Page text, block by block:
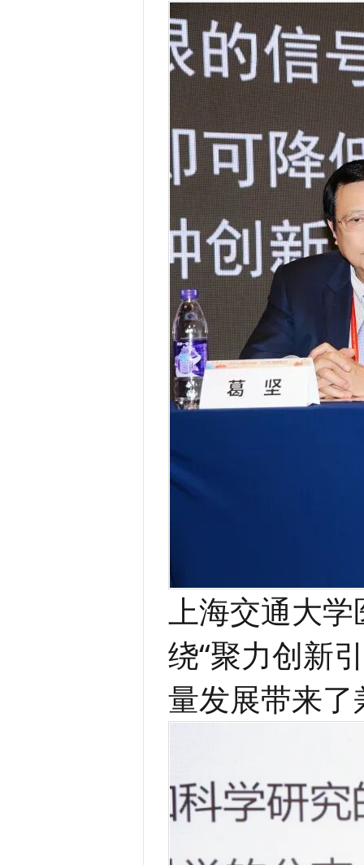
上海交通大
绕“聚力创新
量发展带来